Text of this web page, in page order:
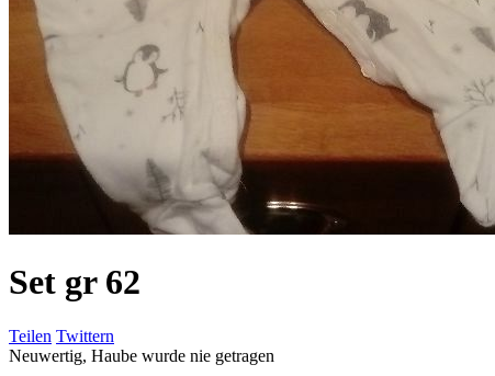
Set gr 62
Teilen Twittern
Neuwertig, Haube wurde nie getragen